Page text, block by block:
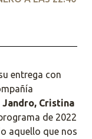
entrega con
Cristina
de 2022
aquello que nos